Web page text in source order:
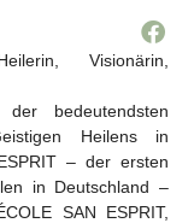
Visionärin,
bedeutendsten
Heilens in
– der ersten
in Deutschland –
SAN ESPRIT,